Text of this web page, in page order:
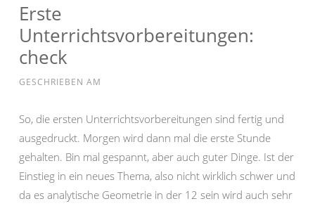
Erste
Unterrichtsvorbereitungen:
check
GESCHRIEBEN AM
So, die ersten Unterrichtsvorbereitungen sind fertig und
ausgedruckt. Morgen wird dann mal die erste Stunde
gehalten. Bin mal gespannt, aber auch guter Dinge. Ist der
Einstieg in ein neues Thema, also nicht wirklich schwer und
da es analytische Geometrie in der 12 sein wird auch sehr